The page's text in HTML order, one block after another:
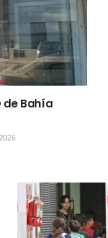
de Bahía